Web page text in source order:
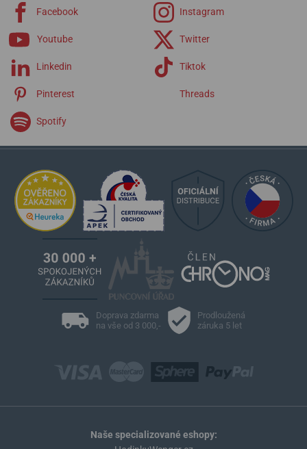
Facebook Instagram
Youtube Twitter
Linkedin Tiktok
Pinterest Threads
Spotify
Doprava zdarma
na vše od 3 000,-
Prodloužená
záruka 5 let
Naše specializované eshopy: